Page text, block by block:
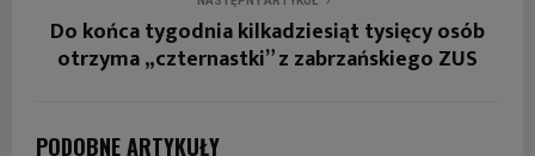
Do końca tygodnia kilkadziesiąt tysięcy osób
otrzyma „czternastki” z zabrzańskiego ZUS
PODOBNE ARTYKUŁY